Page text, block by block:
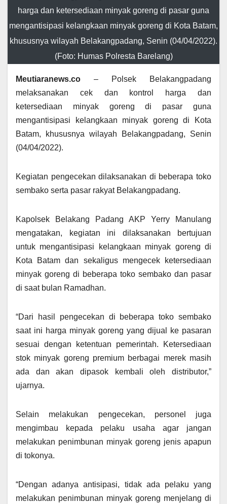
harga dan ketersediaan minyak goreng di pasar guna
mengantisipasi kelangkaan minyak goreng di Kota Batam,
khususnya wilayah Belakangpadang, Senin (04/04/2022).
(Foto: Humas Polresta Barelang)
Meutiaranews.co – Polsek Belakangpadang
melaksanakan cek dan kontrol harga dan
ketersediaan minyak goreng di pasar guna
mengantisipasi kelangkaan minyak goreng di Kota
Batam, khususnya wilayah Belakangpadang, Senin
(04/04/2022).
Kegiatan pengecekan dilaksanakan di beberapa toko
sembako serta pasar rakyat Belakangpadang.
Kapolsek Belakang Padang AKP Yerry Manulang
mengatakan, kegiatan ini dilaksanakan bertujuan
untuk mengantisipasi kelangkaan minyak goreng di
Kota Batam dan sekaligus mengecek ketersediaan
minyak goreng di beberapa toko sembako dan pasar
di saat bulan Ramadhan.
“Dari hasil pengecekan di beberapa toko sembako
saat ini harga minyak goreng yang dijual ke pasaran
sesuai dengan ketentuan pemerintah. Ketersediaan
stok minyak goreng premium berbagai merek masih
ada dan akan dipasok kembali oleh distributor,”
ujarnya.
Selain melakukan pengecekan, personel juga
mengimbau kepada pelaku usaha agar jangan
melakukan penimbunan minyak goreng jenis apapun
di tokonya.
“Dengan adanya antisipasi, tidak ada pelaku yang
melakukan penimbunan minyak goreng menjelang di